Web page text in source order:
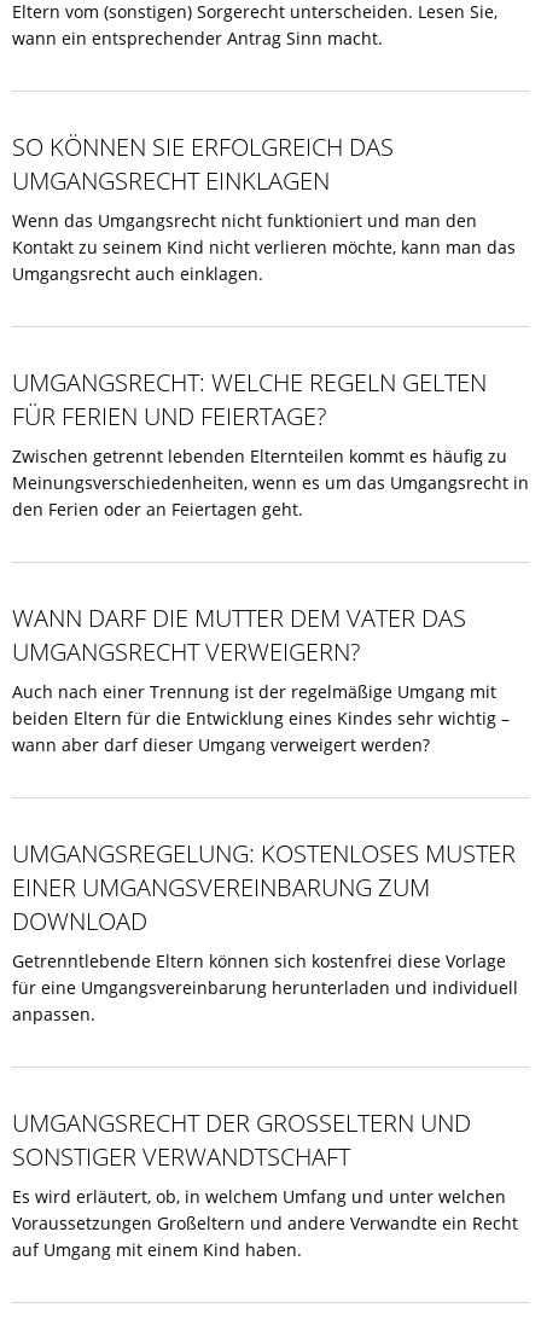
Eltern vom (sonstigen) Sorgerecht unterscheiden. Lesen Sie,
wann ein entsprechender Antrag Sinn macht.
SO KÖNNEN SIE ERFOLGREICH DAS
UMGANGSRECHT EINKLAGEN
Wenn das Umgangsrecht nicht funktioniert und man den
Kontakt zu seinem Kind nicht verlieren möchte, kann man das
Umgangsrecht auch einklagen.
UMGANGSRECHT: WELCHE REGELN GELTEN
FÜR FERIEN UND FEIERTAGE?
Zwischen getrennt lebenden Elternteilen kommt es häufig zu
Meinungsverschiedenheiten, wenn es um das Umgangsrecht in
den Ferien oder an Feiertagen geht.
WANN DARF DIE MUTTER DEM VATER DAS
UMGANGSRECHT VERWEIGERN?
Auch nach einer Trennung ist der regelmäßige Umgang mit
beiden Eltern für die Entwicklung eines Kindes sehr wichtig –
wann aber darf dieser Umgang verweigert werden?
UMGANGSREGELUNG: KOSTENLOSES MUSTER
EINER UMGANGS­VEREINBARUNG ZUM
DOWNLOAD
Getrenntlebende Eltern können sich kostenfrei diese Vorlage
für eine Umgangsvereinbarung herunterladen und individuell
anpassen.
UMGANGSRECHT DER GROSSELTERN UND S
ONSTIGER VERWANDTSCHAFT
Es wird erläutert, ob, in welchem Umfang und unter welchen
Voraussetzungen Großeltern und andere Verwandte ein Recht
auf Umgang mit einem Kind haben.